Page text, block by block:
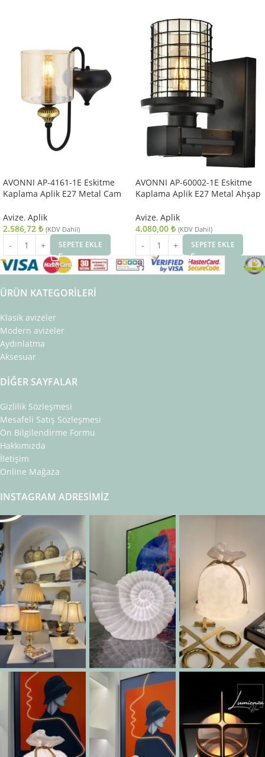
AVONNI AP-4161-1E Eskitme
Kaplama Aplik E27 Metal Cam
Avize, Aplik
2.586,72 ₺ (KDV Dahil)
SEPETE EKLE
AVONNI AP-60002-1E Eskitme
Kaplama Aplik E27 Metal Ahşap
Avize, Aplik
4.080,00 ₺ (KDV Dahil)
SEPETE EKLE
ÜRÜN KATEGORILERI
Klasik avizeler
Modern avizeler
Aydınlatma
Aksesuar
DIĞER SAYFALAR
Gizlilik Sözleşmesi
Mesafeli Satış Sözleşmesi
Ön Bilgilendirme Formu
Hakkımızda
İletişim
Online Mağaza
INSTAGRAM ADRESIMIZ